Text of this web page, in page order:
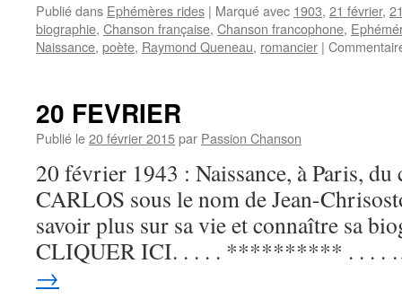
Publié dans Ephémères rides | Marqué avec 1903, 21 février,
biographie, Chanson française, Chanson francophone,
Naissance, poète, Raymond Queneau, romancier |
20 FEVRIER
Publié le20 février 2015par Passion Chanson
20 février 1943 : Naissance, à Paris,
CARLOS sous le nom de Jean-
savoir plus sur sa vie et connaître sa
CLIQUER ICI. . . . . ********** . . .
→